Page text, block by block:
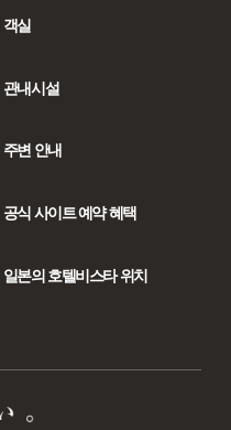
객실
관내시설
주변 안내
공식 사이트 예약 혜택
일본의 호텔비스타 위치